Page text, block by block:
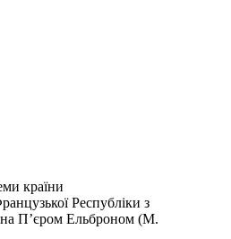
країни
Республіки з
П’єром Ельброном (M.